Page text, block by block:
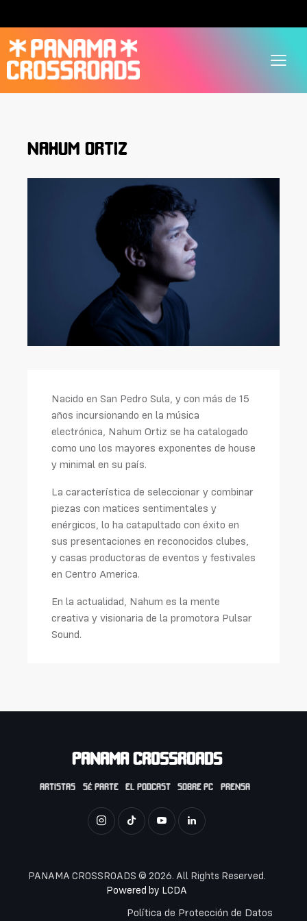
NAHUM ORTIZ
Nacido en San Pedro Sula, y con más de 15
años incursionando en la música
electrónica, Nahum Ortiz se ha catalogado
como uno los mayores exponentes de house
y minimal en su país.
La característica de seleccionar y combinar
piezas con matices sentimentales y
enérgicos, lo ha catapultado con éxito en
sus presentaciones en reconocidos clubes,
y casas productoras de eventos y festivales
en Centro America.
En la actualidad, Nahum es la mente
creativa y visionaria de la promotora Pulsar
Sound.
PANAMA CROSSROADS
ARTISTAS SÉ PARTE EL PODCAST SOBRE PC PRENSA
PANAMA CROSSROADS © 2026. All Rights Reserved.
Powered by LCDA
Política de Protección de Datos